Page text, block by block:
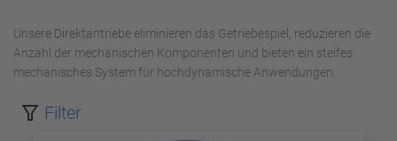
Unsere Direktantriebe eliminieren das Getriebespiel, reduzieren die
Anzahl der mechanischen Komponenten und bieten ein steifes
mechanisches System für hochdynamische Anwendungen.
Filter